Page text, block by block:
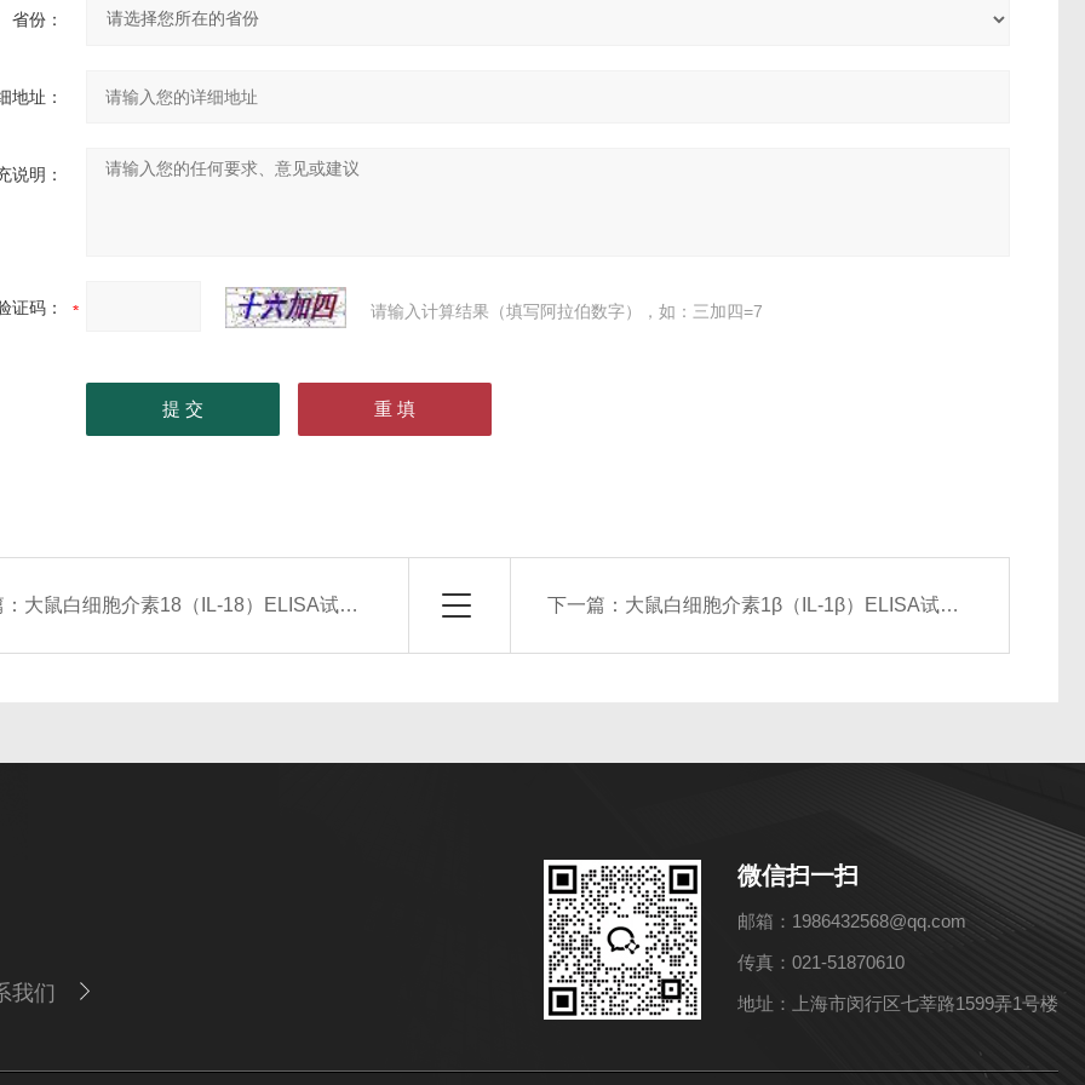
省份：
地址：
说明：
证码： 请输入计算结果（填写阿拉伯数字），如：三加四=7
大鼠白细胞介素18（IL-18）ELISA试剂盒 下一篇： 大鼠白细胞介素1β（IL-1β）ELISA试剂盒
我们
微信扫一扫
邮箱：1986432568@qq.com
传真：021-51870610
地址：上海市闵行区七莘路1599弄1号楼